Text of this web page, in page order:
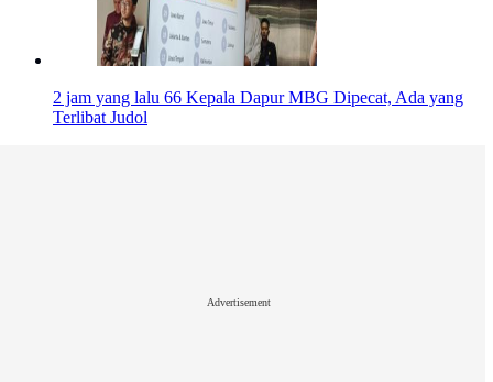
2 jam yang lalu 66 Kepala Dapur MBG Dipecat, Ada yang
Terlibat Judol
Advertisement